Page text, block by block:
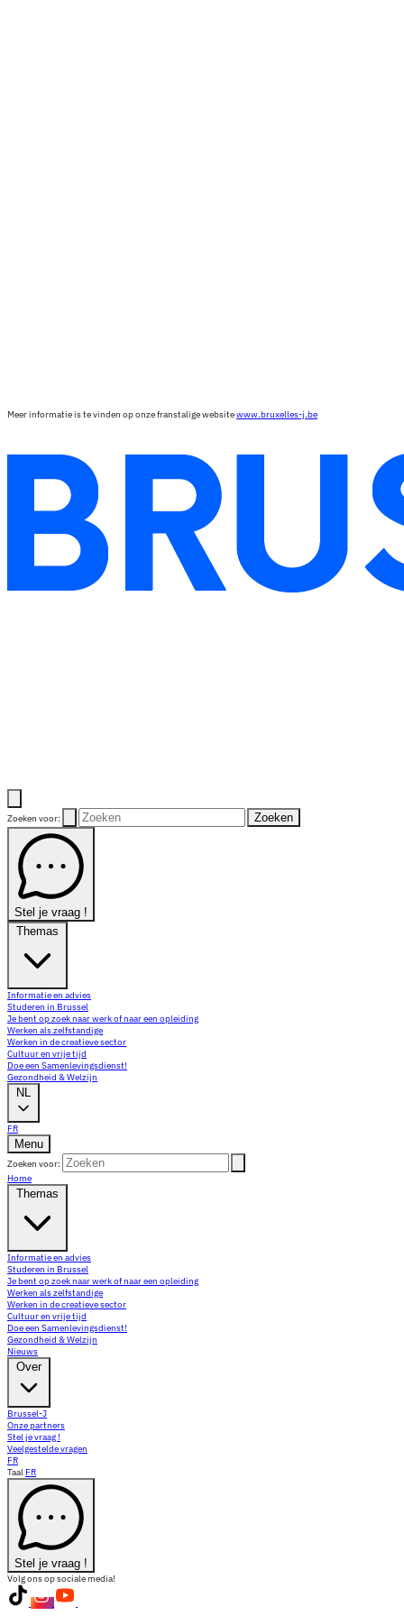
Meer informatie is te vinden op onze franstalige websitewww.bruxelles-j.be
Zoeken voor: Zoeken
Stel je vraag !
Themas
Informatie en advies
Studeren in Brussel
Je bent op zoek naar werk of naar een opleiding
Werken als zelfstandige
Werken in de creatieve sector
Cultuur en vrije tijd
Doe een Samenlevingsdienst!
Gezondheid & Welzijn
NL
FR
Menu
Zoeken voor:
Home
Themas
Informatie en advies
Studeren in Brussel
Je bent op zoek naar werk of naar een opleiding
Werken als zelfstandige
Werken in de creatieve sector
Cultuur en vrije tijd
Doe een Samenlevingsdienst!
Gezondheid & Welzijn
Nieuws
Over
Brussel-J
Onze partners
Stel je vraag !
Veelgestelde vragen
FR
Taal FR
Stel je vraag !
Volg ons op sociale media!